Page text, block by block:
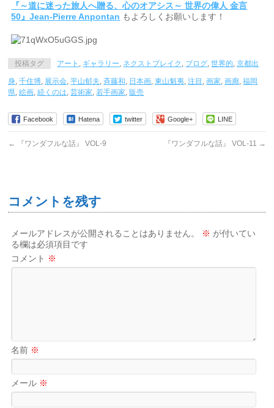
『～道に迷った旅人へ贈る、心のオアシス～ 世界の偉人 金言
50』Jean-Pierre Anpontan もよろしくお願いします！
投稿タグ アート , ギャラリー, ネクストブレイク , ブログ,世界的,京都出
身,千住博, 展示会,平山郁夫,斉藤和, 日本画,東山魁夷,注目 ,画家,画廊,福岡
県,絵画,続くのは,芸術家,若手画家,販売
Facebook Hatena twitter Google+ LINE
← 『ワンダフルな話』 VOL-9 『ワンダフルな話』 VOL-11 →
コメントを残す
メールアドレスが公開されることはありません。 ※ が付いてい
る欄は必須項目です
コメント ※
名前 ※
メール ※